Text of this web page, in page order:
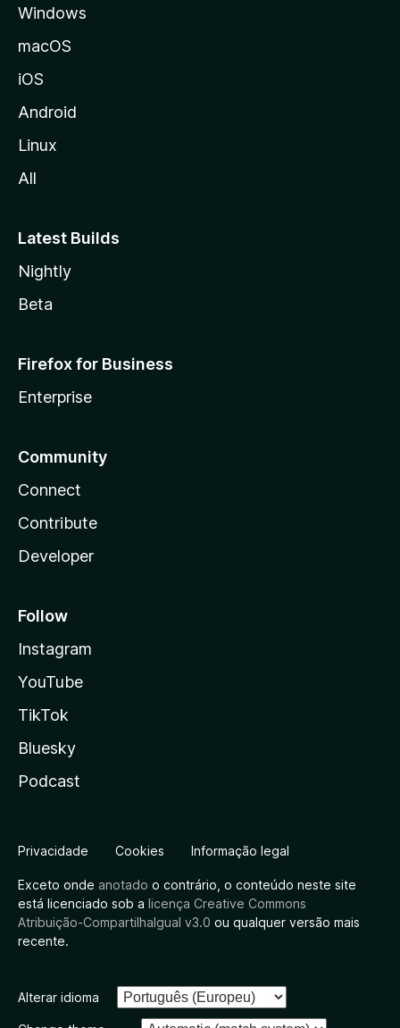
a
z
i
a
Windows
macOS
iOS
Android
Linux
All
Latest Builds
Nightly
Beta
Firefox for Business
Enterprise
Community
Connect
Contribute
Developer
Follow
Instagram
YouTube
TikTok
Bluesky
Podcast
Privacidade Cookies Informação legal
Exceto onde anotado o contrário, o conteúdo neste site
está licenciado sob a licença Creative Commons
Atribuição-CompartilhaIgual v3.0 ou qualquer versão mais
recente.
Alterar idioma